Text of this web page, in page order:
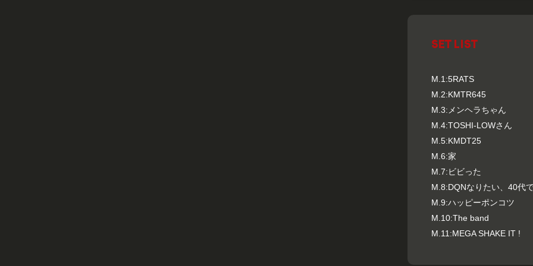
SET LIST
M.1:5RATS
M.2:KMTR645
M.3:メンヘラちゃん
M.4:TOSHI-LOWさん
M.5:KMDT25
M.6:家
M.7:ビビった
M.8:DQNなりたい、40代
M.9:ハッピーポンコツ
M.10:The band
M.11:MEGA SHAKE IT !